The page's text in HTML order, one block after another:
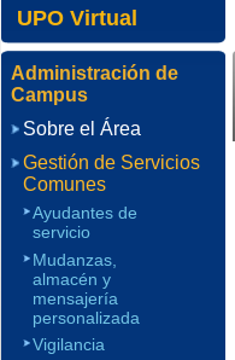
UPO Virtual
Administración de
Campus
Sobre el Área
Gestión de Servicios
Comunes
Ayudantes de
servicio
Mudanzas,
almacén y
mensajería
personalizada
Vigilancia